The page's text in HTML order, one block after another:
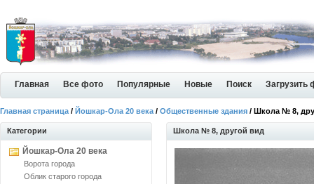
Главная Все фото Популярные Новые Поиск Загрузить
Главная страница / Йошкар-Ола 20 века / Общественные здания / Школа № 8,
Категории
Йошкар-Ола 20 века
Ворота города
Облик старого города
Школа № 8, другой вид